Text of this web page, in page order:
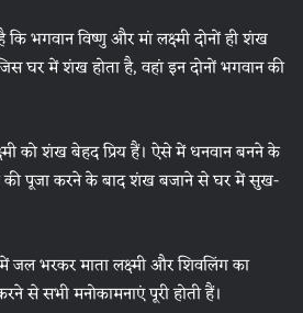
कि भगवान विष्णु और मां लक्ष्मी दोनों ही शंख
घर में शंख होता है, वहां इन दोनों भगवान की
को शंख बेहद प्रिय हैं। ऐसे में धनवान बनने के
की पूजा करने के बाद शंख बजाने से घर में सुख-
जल भरकर माता लक्ष्मी और शिवलिंग का
से सभी मनोकामनाएं पूरी होती हैं।